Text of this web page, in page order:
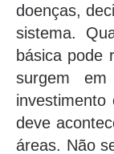
doenças,
sistema.
básica pode
surgem
investimento
deve
áreas. Não